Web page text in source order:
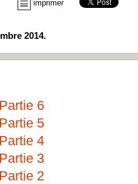
imprimer
2014.
6
5
4
3
2